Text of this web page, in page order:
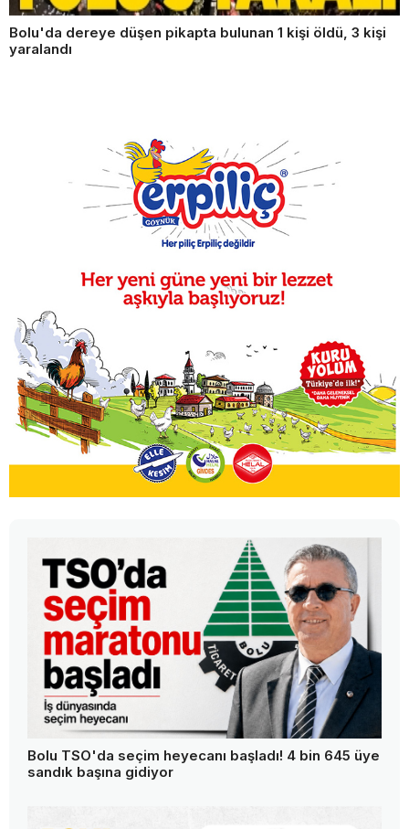
Bolu'da dereye düşen pikapta bulunan 1 kişi öldü, 3 kişi
yaralandı
Bolu TSO'da seçim heyecanı başladı! 4 bin 645 üye
sandık başına gidiyor